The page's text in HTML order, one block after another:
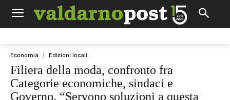
Economia Edizioni locali
Filiera della moda, confronto fra
Categorie economiche, sindaci e
Governo. “Servono soluzioni a questa